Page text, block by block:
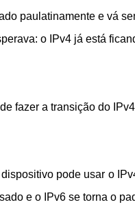
paulatinamente e vá
o IPv4 já está
fazer a transição do
pode usar o
e o IPv6 se torna o